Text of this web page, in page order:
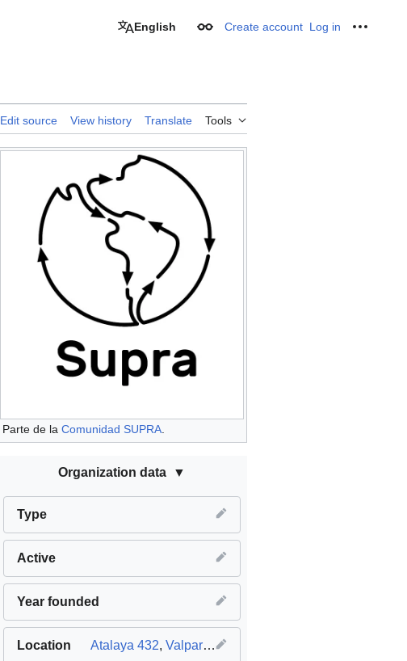
English Appearance
Create account Log in
Edit source View history Translate Tools
Parte de la Comunidad SUPRA
Organization data
Type
Active
Year founded
Location Atalaya 432, Valparaíso